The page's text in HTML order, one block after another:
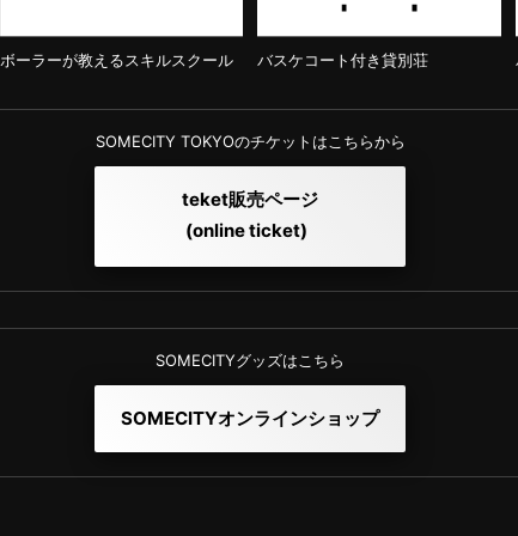
ボーラーが教えるスキルスクール バスケコート付き貸別荘
SOMECITY TOKYOのチケットはこちらから
teket販売ページ
(online ticket)
SOMECITYグッズはこちら
SOMECITYオンラインショップ